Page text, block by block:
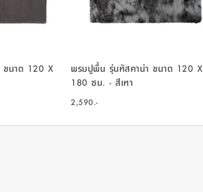
ขนาด 120 X
พรมปูพื้น รุ่นทัสคาน่า ขนาด 120 X
180 ซม. - สีเทา
2,590.-